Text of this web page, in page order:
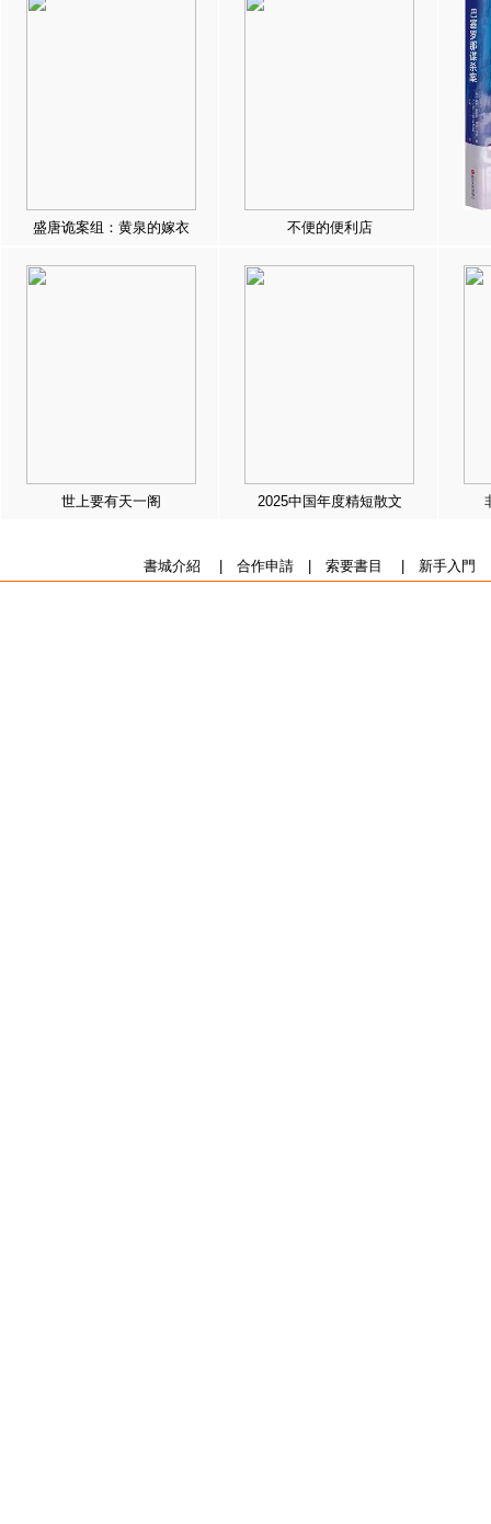
盛唐诡案组：黄泉的嫁衣 不便的便利店
世上要有天一阁 2025中国年度精短散文
書城介紹 合作申請| 索要書目 新手入門